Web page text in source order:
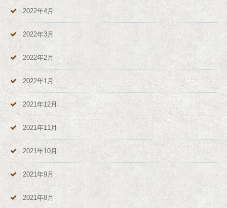
2022年4月
2022年3月
2022年2月
2022年1月
2021年12月
2021年11月
2021年10月
2021年9月
2021年8月